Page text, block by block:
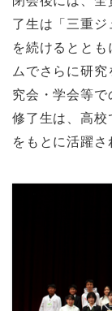
了生は「三重
を続けるとと
ムでさらに研
究会・学会等で
修了生は、高校
をもとに活躍さ